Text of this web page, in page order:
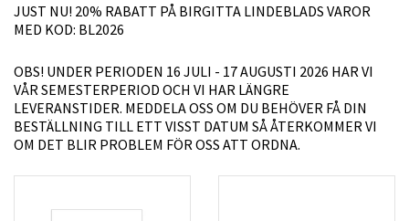
JUST NU! 20% RABATT PÅ BIRGITTA LINDEBLADS VAROR
MED KOD: BL2026
OBS! UNDER PERIODEN 16 JULI - 17 AUGUSTI 2026 HAR VI
VÅR SEMESTERPERIOD OCH VI HAR LÄNGRE
LEVERANSTIDER. MEDDELA OSS OM DU BEHÖVER FÅ DIN
BESTÄLLNING TILL ETT VISST DATUM SÅ ÅTERKOMMER VI
OM DET BLIR PROBLEM FÖR OSS ATT ORDNA.